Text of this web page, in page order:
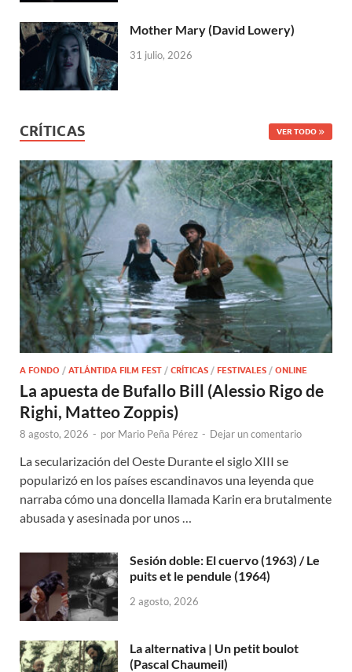
Mother Mary (David Lowery)
31 julio, 2026
CRÍTICAS VER TODO
A FONDO / ATLÁNTIDA FILM FEST / CRÍTICAS / FESTIVALES / ONLINE
La apuesta de Bufallo Bill (Alessio Rigo de
Righi, Matteo Zoppis)
8 agosto, 2026 - por Mario Peña Pérez - Dejar un comentario
La secularización del Oeste Durante el siglo XIII se
popularizó en los países escandinavos una leyenda que
narraba cómo una doncella llamada Karin era brutalmente
abusada y asesinada por unos …
Sesión doble: El cuervo (1963) / Le
puits et le pendule (1964)
2 agosto, 2026
La alternativa | Un petit boulot
(Pascal Chaumeil)